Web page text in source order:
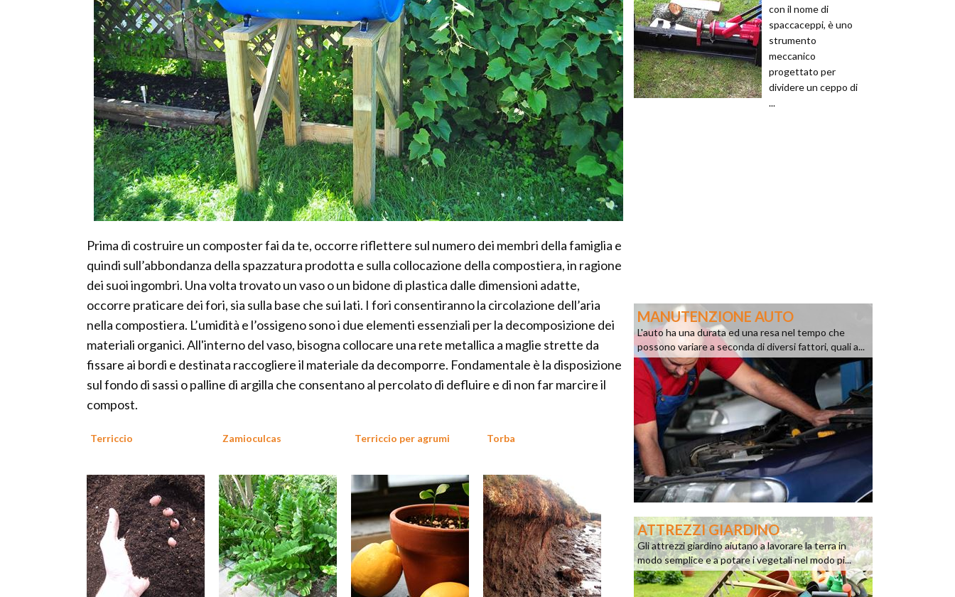
Prima di costruire un composter fai da te, occorre riflettere sul numero dei membri della famiglia e
quindi sull’abbondanza della spazzatura prodotta e sulla collocazione della compostiera, in ragione
dei suoi ingombri. Una volta trovato un vaso o un bidone di plastica dalle dimensioni adatte,
occorre praticare dei fori, sia sulla base che sui lati. I fori consentiranno la circolazione dell’aria
nella compostiera. L’umidità e l’ossigeno sono i due elementi essenziali per la decomposizione dei
materiali organici. All'interno del vaso, bisogna collocare una rete metallica a maglie strette da
fissare ai bordi e destinata raccogliere il materiale da decomporre. Fondamentale è la disposizione
sul fondo di sassi o palline di argilla che consentano al percolato di defluire e di non far marcire il
compost.
Terriccio Zamioculcas Terriccio per agrumi Torba
con il nome di
spaccaceppi, è uno
strumento
meccanico
progettato per
dividere un ceppo di
...
MANUTENZIONE AUTO
L'auto ha una durata ed una resa nel tempo che
possono variare a seconda di diversi fattori, quali a...
ATTREZZI GIARDINO
Gli attrezzi giardino aiutano a lavorare la terra in
modo semplice e a potare i vegetali nel modo pi...